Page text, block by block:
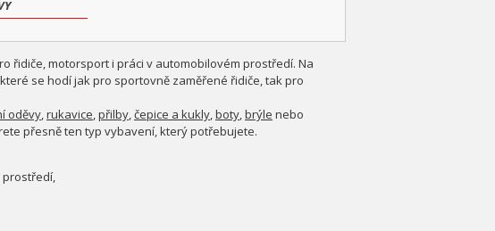
řidiče, motorsport i práci v automobilovém prostředí. Na
se hodí jak pro sportovně zaměřené řidiče, tak pro
oděvy,rukavice,přilby,čepice a kukly,boty,brýle nebo
přesně ten typ vybavení, který potřebujete.
prostředí,